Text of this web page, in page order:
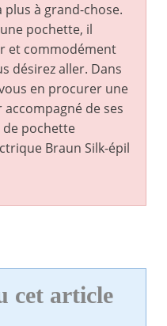
à grand-chose.
pochette, il
et commodément
désirez aller. Dans
en procurer une
de ses
de pochette
Braun Silk-épil
cet article